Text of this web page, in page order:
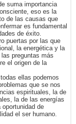
suma importancia
eso es la
de las causas que
es fundamental
de éxito.
puertas por las que
la energética y la
preguntas más
el origen de la
ellas podemos
que se nos
espirituales, la de
la de las energías
de
el ser humano.